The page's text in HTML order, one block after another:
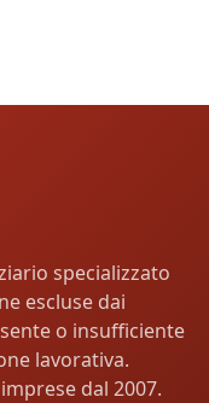
specializzato
escluse dai
o insufficiente
lavorativa.
dal 2007.